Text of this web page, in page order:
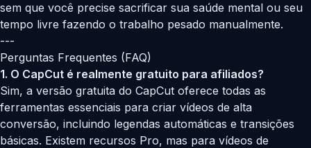
sem que você precise sacrificar sua saúde mental ou seu
tempo livre fazendo o trabalho pesado manualmente.
---
Perguntas Frequentes (FAQ)
1. O CapCut é realmente gratuito para afiliados?
Sim, a versão gratuita do CapCut oferece todas as
ferramentas essenciais para criar vídeos de alta
conversão, incluindo legendas automáticas e transições
básicas. Existem recursos Pro, mas para vídeos de